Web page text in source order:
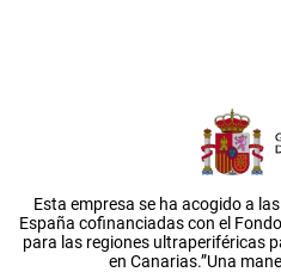
Esta empresa se ha acogido a
España cofinanciadas con el
para las regiones ultraperiféricas
en Canarias.”Una